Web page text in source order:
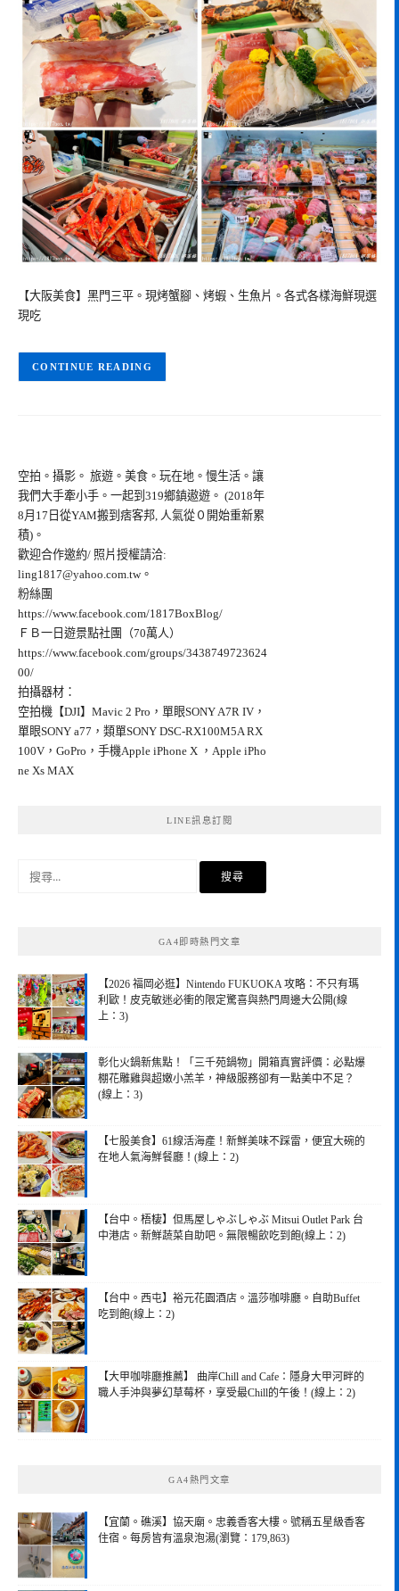
【大阪美食】黑門三平。現烤蟹腳、烤蝦、生魚片。各式各樣海鮮現選
現吃
CONTINUE READING
空拍。攝影。 旅遊。美食。玩在地。慢生活。讓
我們大手牽小手。一起到319鄉鎮遨遊。 (2018年
8月17日從YAM搬到痞客邦, 人氣從０開始重新累
積)。
歡迎合作邀約/ 照片授權請洽:
ling1817@yahoo.com.tw。
粉絲團
https://www.facebook.com/1817BoxBlog/
ＦＢ一日遊景點社團（70萬人）
https://www.facebook.com/groups/3438749723624
00/
拍攝器材：
空拍機【DJI】Mavic 2 Pro，單眼SONY A7R IV，
單眼SONY a77，類單SONY DSC-RX100M5A RX
100V，GoPro，手機Apple iPhone X ，Apple iPho
ne Xs MAX
LINE訊息訂閱
GA4即時熱門文章
【2026 福岡必逛】Nintendo FUKUOKA 攻略：不只有瑪
利歐！皮克敏迷必衝的限定驚喜與熱門周邊大公開(線
上：3)
彰化火鍋新焦點！「三千苑鍋物」開箱真實評價：必點爆
棚花雕雞與超嫩小羔羊，神級服務卻有一點美中不足？
(線上：3)
【七股美食】61線活海產！新鮮美味不踩雷，便宜大碗的
在地人氣海鮮餐廳！(線上：2)
【台中。梧棲】但馬屋しゃぶしゃぶ Mitsui Outlet Park 台
中港店。新鮮蔬菜自助吧。無限暢飲吃到飽(線上：2)
【台中。西屯】裕元花園酒店。溫莎咖啡廳。自助Buffet
吃到飽(線上：2)
【大甲咖啡廳推薦】 曲岸Chill and Cafe：隱身大甲河畔的
職人手沖與夢幻草莓杯，享受最Chill的午後！(線上：2)
GA4熱門文章
【宜蘭。礁溪】協天廟。忠義香客大樓。號稱五星級香客
住宿。每房皆有溫泉泡湯(瀏覽：179,863)